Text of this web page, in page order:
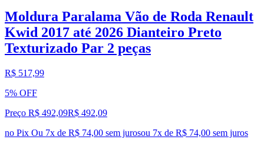
Moldura Paralama Vão de Roda Renault
Kwid 2017 até 2026 Dianteiro Preto
Texturizado Par 2 peças
R$ 517,99
5% OFF
Preço R$ 492,09R$ 492,09
no Pix Ou 7x de R$ 74,00 sem jurosou 7x de R$ 74,00 sem juros